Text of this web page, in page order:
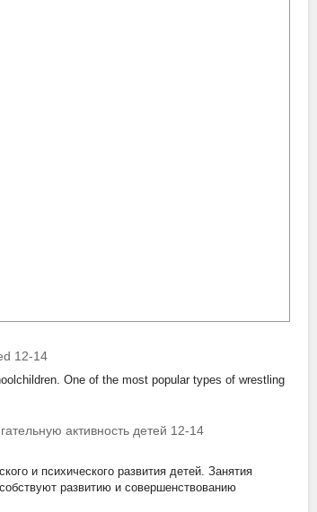
12-14
One of the most popular types of wrestling
активность детей 12-14
и психического развития детей. Занятия
развитию и совершенствованию